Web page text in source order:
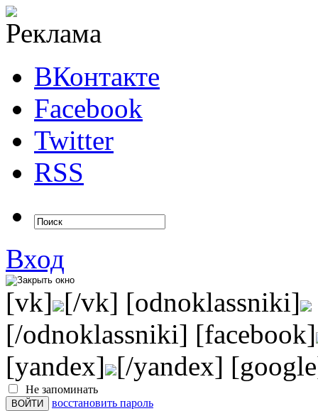
ВКонтакте
Facebook
Twitter
RSS
Вход
[vk] [/vk] [odnoklassniki]
[/odnoklassniki] [facebook]
[yandex] [/yandex]
Не запоминать
восстановить пароль